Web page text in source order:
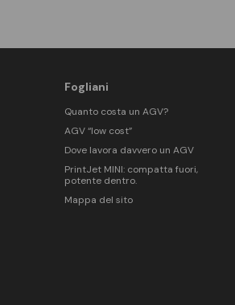
Fogliani
Quanto costa un AGV?
AGV “low cost”
Dove lavora davvero un AGV
PrintJet MINI: compatta fuori,
potente dentro.
Mappa del sito